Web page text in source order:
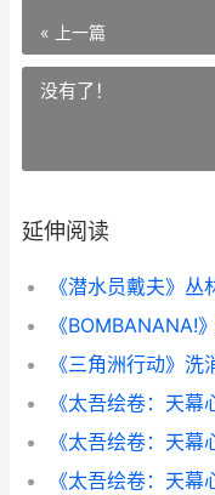
« 上一篇
没有了！
延伸阅读
《BOMBANANA!